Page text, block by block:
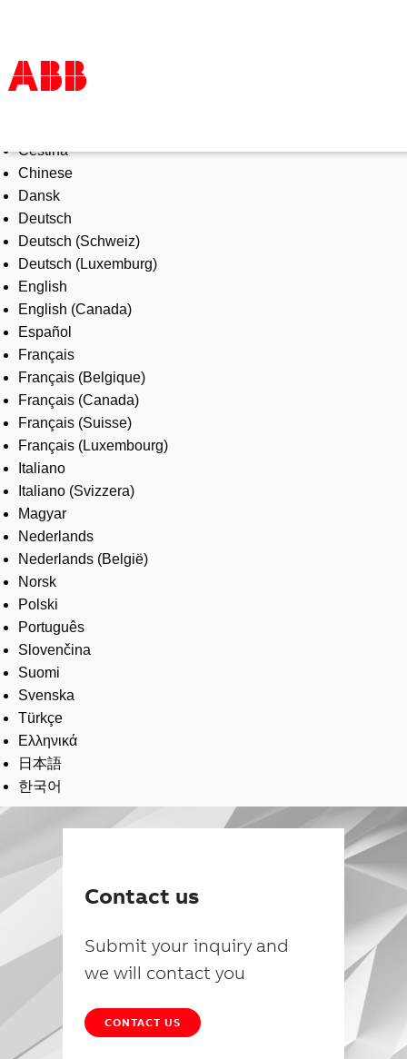
Products & Solutions
Industries
Services
About us
Where to buy
Contact us
Careers
Čeština
Chinese
Dansk
Deutsch
Deutsch (Schweiz)
Deutsch (Luxemburg)
English
English (Canada)
Español
Français
Français (Belgique)
Français (Canada)
Français (Suisse)
Français (Luxembourg)
Italiano
Italiano (Svizzera)
Magyar
Nederlands
Nederlands (België)
Norsk
Polski
Português
Slovenčina
Suomi
Svenska
Türkçe
Ελληνικά
日本語
한국어
Contact us
Submit your inquiry and
we will contact you
CONTACT US